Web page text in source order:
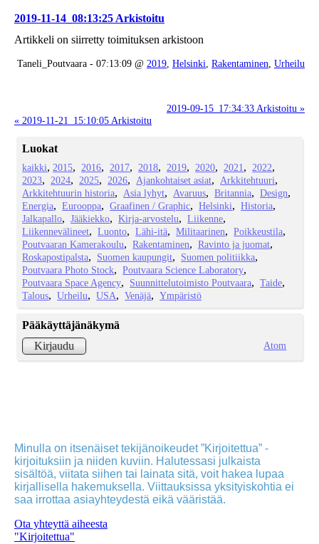
2019-11-14_08:13:25 Arkistoitu
Artikkeli on siirretty toimituksen arkistoon
Taneli_Poutvaara - 07:13:09 @ 2019 Helsinki Rakentaminen Urheilu
2019-09-15_17:34:33 Arkistoitu »
« 2019-11-21_15:10:05 Arkistoitu
Luokat
kaikki 2015 2016 2017 2018 2019 2020 2021
2022
2023
2024 2025 2026 Ajankohtaiset asiat
Arkkitehtuuri
Arkkitehtuurin historia
Asia lyhyt Avaruus Britannia
Design
Energia
Eurooppa Graafinen / Graphic Helsinki
Historia
Jalkapallo
Jääkiekko Kirja-arvostelu
Liikenne
Liikennevälineet
Luonto Lähi-itä Militaarinen
Poikkeustila
Poutvaaran Kamerakoulu
Rakentaminen
Ravinto ja juomat
Roskapostipalsta
Suomen kaupungit
Suomen politiikka
Poutvaara Photo Stock
Poutvaara Science Laboratory
Poutvaara Space Agency
Suunnittelutoimisto Poutvaara
Taide
Talous
Urheilu USA Venäjä Ympäristö
Pääkäyttäjänäkymä
Kirjaudu
Atom
Minulla on itsenäiset tekijänoikeudet ”Kirjoitettua” -
kirjoituksiin ja niiden kuviin. Halutessasi julkaista
sisältöä, viitata siihen tai lainata sitä, voit hakea lupaa
kirjallisella hakemuksella. Viittauksissa yksityiskohtia ei
saa irrottaa asiayhteydestä eikä vääristää.
Ota yhteyttä aiheesta
"Kirjoitettua"